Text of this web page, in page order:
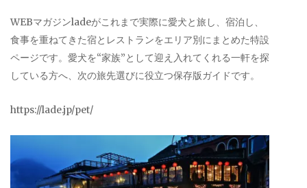
WEBマガジンladeがこれまで実際に愛犬と旅し、宿泊し、
食事を重ねてきた宿とレストランをエリア別にまとめた特設
ページです。愛犬を“家族”として迎え入れてくれる一軒を探
している方へ、次の旅先選びに役立つ保存版ガイドです。
https://lade.jp/pet/